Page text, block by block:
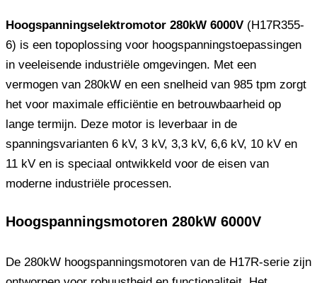
Hoogspanningselektromotor 280kW 6000V (H17R355-
6) is een topoplossing voor hoogspanningstoepassingen
in veeleisende industriële omgevingen. Met een
vermogen van 280kW en een snelheid van 985 tpm zorgt
het voor maximale efficiëntie en betrouwbaarheid op
lange termijn. Deze motor is leverbaar in de
spanningsvarianten 6 kV, 3 kV, 3,3 kV, 6,6 kV, 10 kV en
11 kV en is speciaal ontwikkeld voor de eisen van
moderne industriële processen.
Hoogspanningsmotoren 280kW 6000V
De 280kW hoogspanningsmotoren van de H17R-serie zijn